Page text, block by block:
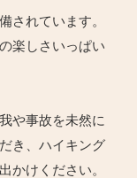
されています。
楽しさいっぱい
や事故を未然に
き、ハイキング
かけください。